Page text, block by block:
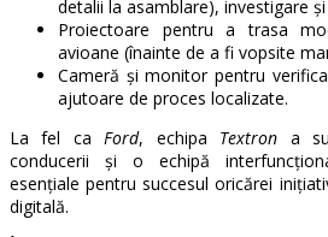
detalii la asamblare), investigare
Proiectoare pentru a trasa
avioane (înainte de a fi vopsite
Cameră și monitor pentru
ajutoare de proces localizate.
La fel ca Ford, echipa Textron a
conducerii și o echipă
esențiale pentru succesul oricărei
digitală.